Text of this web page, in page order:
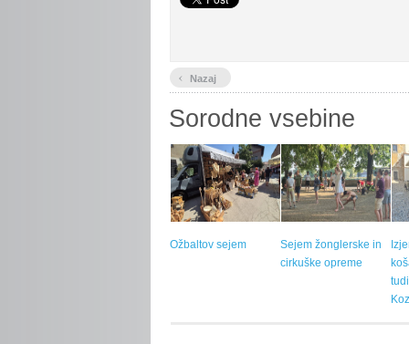
‹ Nazaj
Sorodne vsebine
Ožbaltov sejem
Sejem žonglerske in
cirkuške opreme